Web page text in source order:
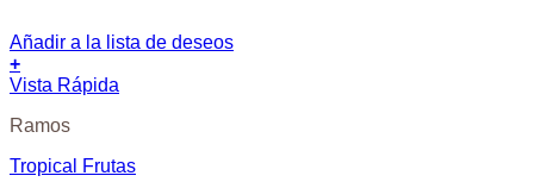
Añadir a la lista de deseos
+
Vista Rápida
Ramos
Tropical Frutas